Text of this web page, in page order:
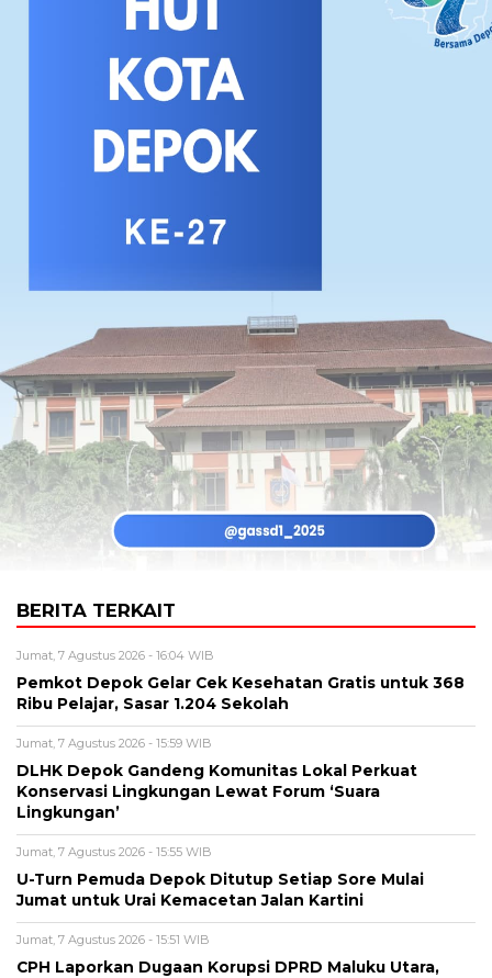
BERITA TERKAIT
Jumat, 7 Agustus 2026 - 16:04 WIB
Pemkot Depok Gelar Cek Kesehatan Gratis untuk 368
Ribu Pelajar, Sasar 1.204 Sekolah
Jumat, 7 Agustus 2026 - 15:59 WIB
DLHK Depok Gandeng Komunitas Lokal Perkuat
Konservasi Lingkungan Lewat Forum ‘Suara
Lingkungan’
Jumat, 7 Agustus 2026 - 15:55 WIB
U-Turn Pemuda Depok Ditutup Setiap Sore Mulai
Jumat untuk Urai Kemacetan Jalan Kartini
Jumat, 7 Agustus 2026 - 15:51 WIB
CPH Laporkan Dugaan Korupsi DPRD Maluku Utara,